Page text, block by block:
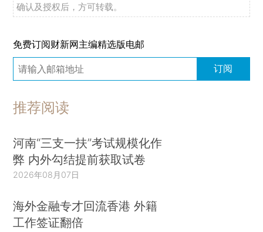
确认及授权后，方可转载。
免费订阅财新网主编精选版电邮
订阅
推荐阅读
河南“三支一扶”考试规模化作
弊 内外勾结提前获取试卷
2026年08月07日
海外金融专才回流香港 外籍
工作签证翻倍